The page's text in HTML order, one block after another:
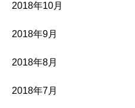
2018年10月
2018年9月
2018年8月
2018年7月